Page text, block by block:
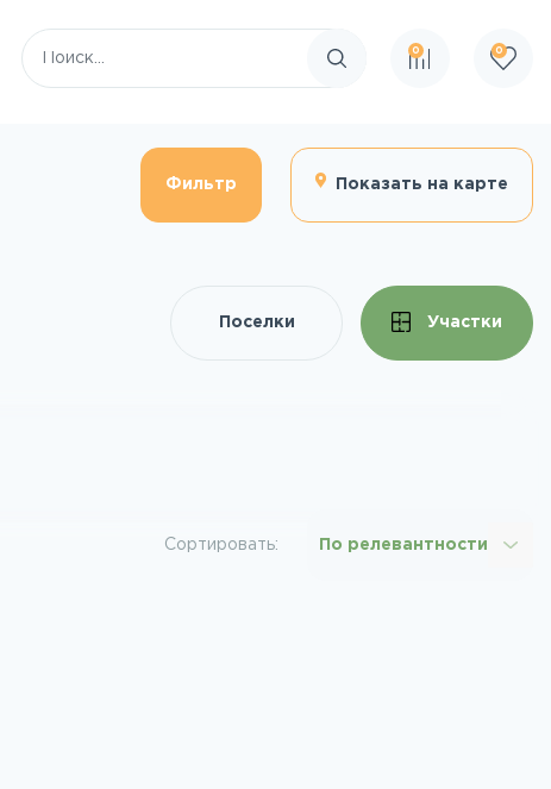
Поиск по сайту
0 0
Фильтр Показать на карте
Поселки Участки
Сортировать: По релевантности